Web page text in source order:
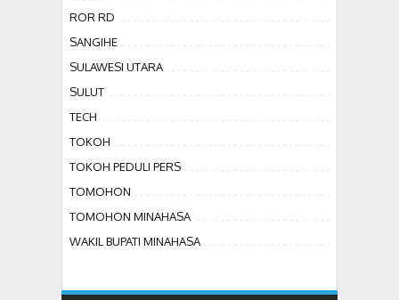
ROR RD
SANGIHE
SULAWESI UTARA
SULUT
TECH
TOKOH
TOKOH PEDULI PERS
TOMOHON
TOMOHON MINAHASA
WAKIL BUPATI MINAHASA